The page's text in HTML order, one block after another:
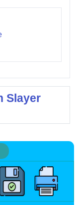
Slayer